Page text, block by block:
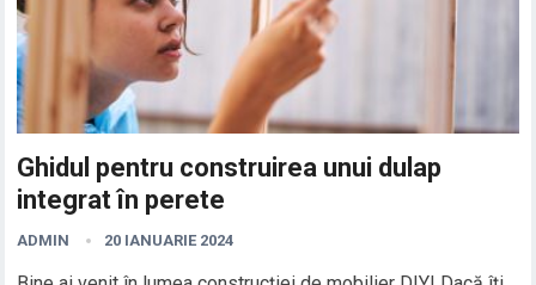
Ghidul pentru construirea unui dulap
integrat în perete
ADMIN 20 IANUARIE 2024